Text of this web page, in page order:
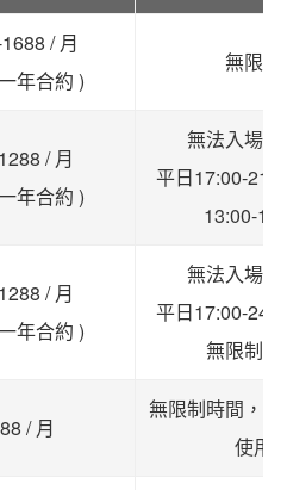
/ 月
年合約 )
無限制
/ 月
年合約 )
無法入場
平日17:00-
13:00-
/ 月
年合約 )
無法入場
平日17:00-
無限制時
/ 月
無限制時間，
使用